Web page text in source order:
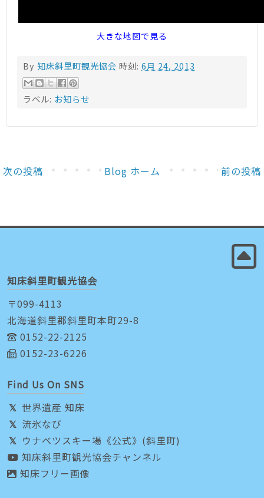
大きな地図で見る
By 知床斜里町観光協会 時刻: 6月 24, 2013
ラベル: お知らせ
次の投稿 前の投稿
Blog ホーム
知床斜里町観光協会
〒099-4113
北海道斜里郡斜里町本町29-8
0152-22-2125
0152-23-6226
Find Us On SNS
世界遺産 知床
流氷なび
ウナベツスキー場《公式》(斜里町)
知床斜里町観光協会チャンネル
知床フリー画像